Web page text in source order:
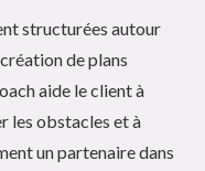
structurées autour
de plans
aide le client à
les obstacles et à
un partenaire dans